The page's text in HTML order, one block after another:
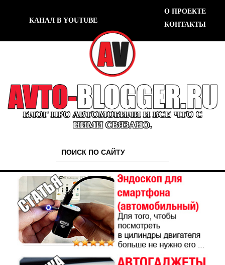
КАНАЛ В YOUTUBE
О ПРОЕКТЕ
КОНТАКТЫ
БЛОГ ПРО АВТОМОБИЛИ И ВСЕ ЧТО С
НИМИ СВЯЗАНО.